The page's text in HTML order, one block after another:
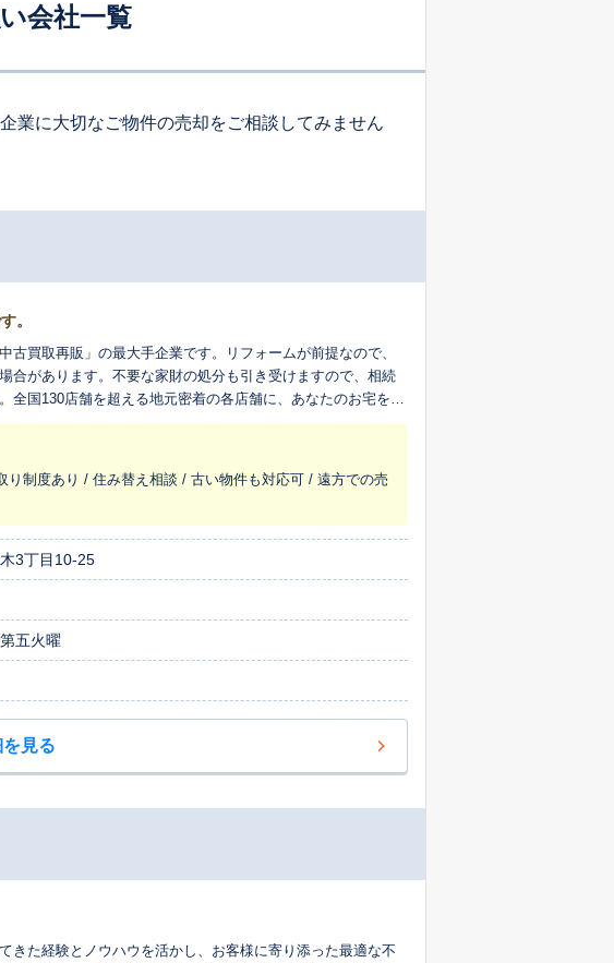
会社一覧
業に大切なご物件の売却をご相談してみません
。
買取再販」の最大手企業です。リフォームが前提なので、
合があります。不要な家財の処分も引き受けますので、相続
国130店舗を超える地元密着の各店舗に、あなたのお宅を生
制度あり / 住み替え相談 / 古い物件も対応可 / 遠方での売
3丁目10-25
五火曜
見る
きた経験とノウハウを活かし、お客様に寄り添った最適な不